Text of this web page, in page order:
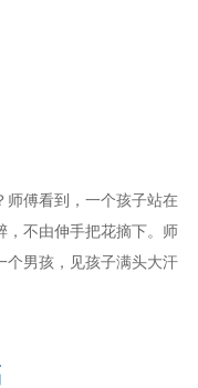
师傅看到，一个孩子站在
，不由伸手把花摘下。师
个男孩，见孩子满头大汗